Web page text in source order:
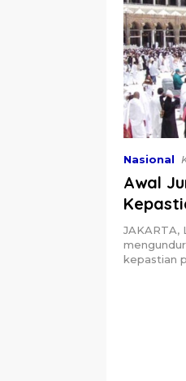
Nasional
Awal
JAKARTA,
kepastian